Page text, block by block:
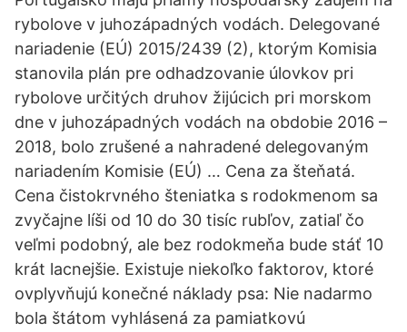
rybolove v juhozápadných vodách. Delegované
nariadenie (EÚ) 2015/2439 (2), ktorým Komisia
stanovila plán pre odhadzovanie úlovkov pri
rybolove určitých druhov žijúcich pri morskom
dne v juhozápadných vodách na obdobie 2016 –
2018, bolo zrušené a nahradené delegovaným
nariadením Komisie (EÚ) … Cena za šteňatá.
Cena čistokrvného šteniatka s rodokmenom sa
zvyčajne líši od 10 do 30 tisíc rubľov, zatiaľ čo
veľmi podobný, ale bez rodokmeňa bude stáť 10
krát lacnejšie. Existuje niekoľko faktorov, ktoré
ovplyvňujú konečné náklady psa: Nie nadarmo
bola štátom vyhlásená za pamiatkovú